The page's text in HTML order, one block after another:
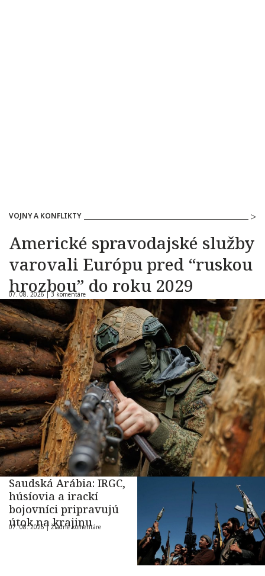
VOJNY A KONFLIKTY
Americké spravodajské služby
varovali Európu pred “ruskou
hrozbou” do roku 2029
07. 08. 2026 |3 komentáre
Saudská Arábia: IRGC,
húsíovia a irackí
bojovníci pripravujú
útok na krajinu
07. 08. 2026 |Žiadne komentáre